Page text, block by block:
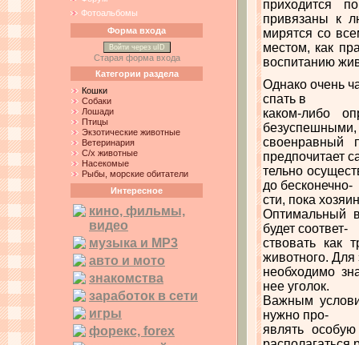
Фотоальбомы
Форма входа
Войти через uID
Старая форма входа
Категории раздела
Кошки
Собаки
Лошади
Птицы
Экзотические животные
Ветеринария
С/х животные
Насекомые
Рыбы, морские обитатели
Интересное
кино, фильмы,
видео
музыка и MP3
авто и мото
знакомства
заработок в сети
игры
форекс, forex
приходится
привязаны к
мирятся со
местом, как
воспитанию
Однако очень
спать в
каком-либо
безуспешными,
своенравный
предпочитает
тельно
до бесконечно-
сти, пока
Оптимальный
будет соответ-
ствовать как
животного. Для
необходимо
нее уголок.
Важным
нужно про-
являть